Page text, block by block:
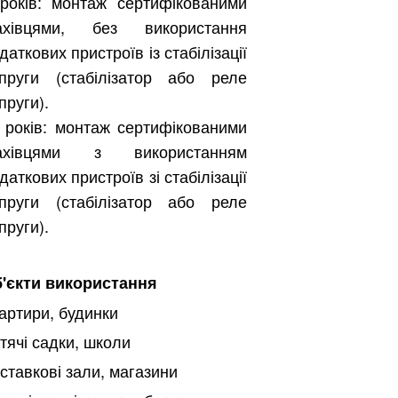
без використання
пристроїв із стабілізації
(стабілізатор або реле
монтаж сертифікованими
з використанням
пристроїв зі стабілізації
(стабілізатор або реле
використання
будинки
садки, школи
зали, магазини
Бесплатно.